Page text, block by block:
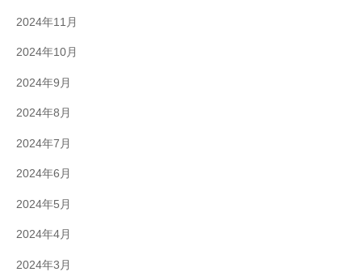
2024年11月
2024年10月
2024年9月
2024年8月
2024年7月
2024年6月
2024年5月
2024年4月
2024年3月